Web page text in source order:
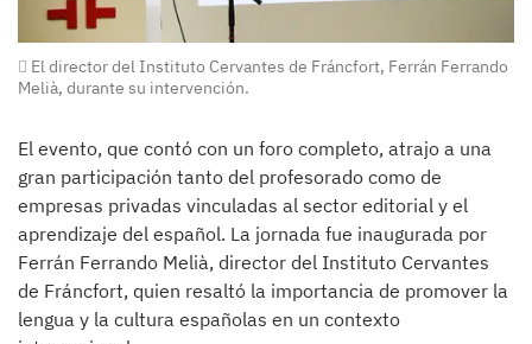
El director del Instituto Cervantes de Fráncfort, Ferrán Ferrando
Melià, durante su intervención.
El evento, que contó con un foro completo, atrajo a una
gran participación tanto del profesorado como de
empresas privadas vinculadas al sector editorial y el
aprendizaje del español. La jornada fue inaugurada por
Ferrán Ferrando Melià, director del Instituto Cervantes
de Fráncfort, quien resaltó la importancia de promover la
lengua y la cultura españolas en un contexto